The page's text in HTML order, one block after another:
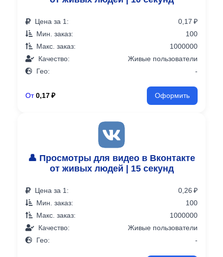
Цена за 1:
0,17 ₽
Мин. заказ:
100
Макс. заказ:
1000000
Качество:
Живые пользователи
Гео:
-
От 0,17 ₽ Оформить
👤 Просмотры для видео в Вконтакте
от живых людей | 15 секунд
Цена за 1:
0,26 ₽
Мин. заказ:
100
Макс. заказ:
1000000
Качество:
Живые пользователи
Гео:
-